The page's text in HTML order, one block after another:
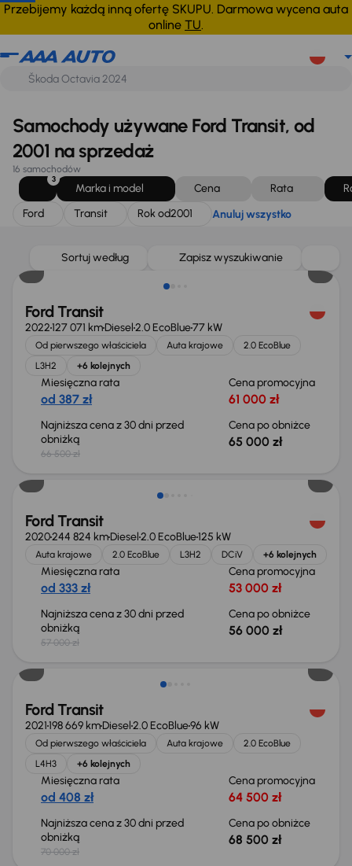
Przebijemy każdą inną ofertę SKUPU. Darmowa wycena auta
online TU.
Ford Transit Rok od2001 Anuluj wszystko
Samochody używane Ford Transit, od
2001 na sprzedaż
16 samochodów
3
Marka i model Cena Rata
Ford
Transit Rok od2001 Anuluj wszystko
Sortuj według Zapisz wyszukiwanie
Taniej o 1 500 zł
Ford Transit
2022127 071 kmDiesel2.0 EcoBlue77 kW
Od pierwszego właściciela Auta krajowe
2.0 EcoBlue
L3H2
+6 kolejnych
Miesięczna rata
od 387 zł
Cena promocyjna
61 000 zł
Najniższa cena z 30 dni przed
obniżką
66 500 zł
Cena po obniżce
65 000 zł
Taniej o 1 000 zł
Ford Transit
2020244 824 kmDiesel2.0 EcoBlue125 kW
Auta krajowe 2.0 EcoBlue L3H2 DCiV +6 kolejnych
Miesięczna rata
od 333 zł
Cena promocyjna
53 000 zł
Najniższa cena z 30 dni przed
obniżką
57 000 zł
Cena po obniżce
56 000 zł
Taniej o 1 500 zł
Ford Transit
2021198 669 kmDiesel2.0 EcoBlue96 kW
Od pierwszego właściciela Auta krajowe
2.0 EcoBlue
L4H3
+6 kolejnych
Miesięczna rata
od 408 zł
Cena promocyjna
64 500 zł
Najniższa cena z 30 dni przed
obniżką
70 000 zł
Cena po obniżce
68 500 zł
Taniej o 1 000 zł